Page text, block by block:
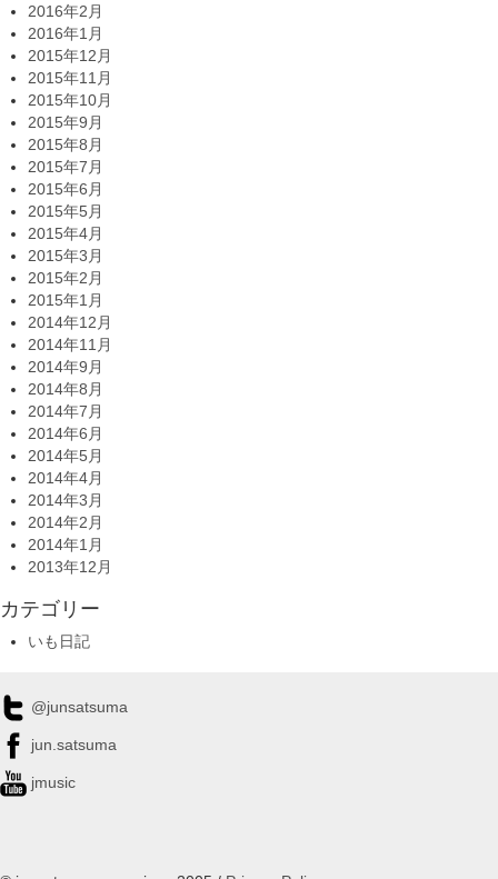
2016年2月
2016年1月
2015年12月
2015年11月
2015年10月
2015年9月
2015年8月
2015年7月
2015年6月
2015年5月
2015年4月
2015年3月
2015年2月
2015年1月
2014年12月
2014年11月
2014年9月
2014年8月
2014年7月
2014年6月
2014年5月
2014年4月
2014年3月
2014年2月
2014年1月
2013年12月
カテゴリー
いも日記
@junsatsuma
jun.satsuma
jmusic